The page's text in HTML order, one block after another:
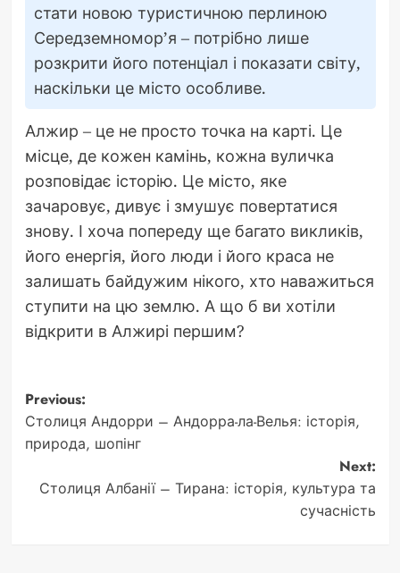
стати новою туристичною перлиною
Середземномор’я – потрібно лише
розкрити його потенціал і показати світу,
наскільки це місто особливе.
Алжир – це не просто точка на карті. Це
місце, де кожен камінь, кожна вуличка
розповідає історію. Це місто, яке
зачаровує, дивує і змушує повертатися
знову. І хоча попереду ще багато викликів,
його енергія, його люди і його краса не
залишать байдужим нікого, хто наважиться
ступити на цю землю. А що б ви хотіли
відкрити в Алжирі першим?
Post
navigation
Previous:
Столиця Андорри – Андорра-ла-Велья: історія,
природа, шопінг
Next:
Столиця Албанії – Тирана: історія, культура та
сучасність